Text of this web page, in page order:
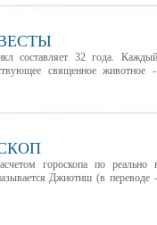
составляет 32 года.
священное
гороскопа по
Джиотиш (в переводе